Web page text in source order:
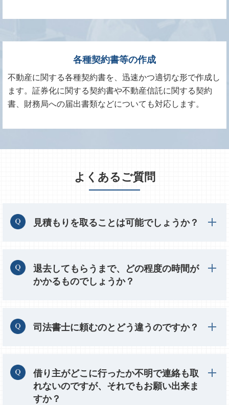
各種契約書等の作成
不動産に関する各種契約書を、迅速かつ適切な形で作成し
ます。証券化に関する契約書や不動産信託に関する契約
書、財務局への届出書類などについても対応します。
よくあるご質問
見積もりを取ることは可能でしょうか？
退去してもらうまで、どの程度の時間が
かかるものでしょうか？
司法書士に頼むのとどう違うのですか？
借り主がどこに行ったか不明で連絡も取
れないのですが、それでもお願い出来ま
すか？